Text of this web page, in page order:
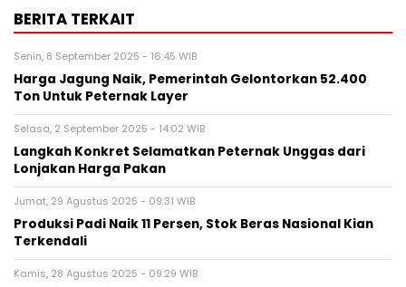
BERITA TERKAIT
Senin, 8 September 2025 - 16:45 WIB
Harga Jagung Naik, Pemerintah Gelontorkan 52.400
Ton Untuk Peternak Layer
Selasa, 2 September 2025 - 14:02 WIB
Langkah Konkret Selamatkan Peternak Unggas dari
Lonjakan Harga Pakan
Jumat, 29 Agustus 2025 - 09:31 WIB
Produksi Padi Naik 11 Persen, Stok Beras Nasional Kian
Terkendali
Kamis, 28 Agustus 2025 - 09:29 WIB